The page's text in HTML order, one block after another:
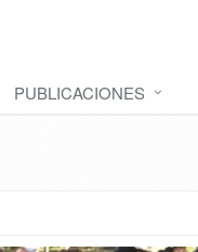
PUBLICACIONES